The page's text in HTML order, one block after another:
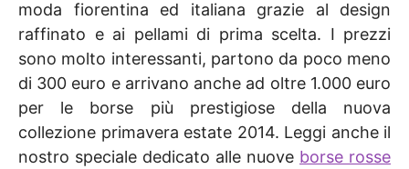
moda fiorentina ed italiana grazie al design
raffinato e ai pellami di prima scelta. I prezzi
sono molto interessanti, partono da poco meno
di 300 euro e arrivano anche ad oltre 1.000 euro
per le borse più prestigiose della nuova
collezione primavera estate 2014. Leggi anche il
nostro speciale dedicato alle nuove borse rosse